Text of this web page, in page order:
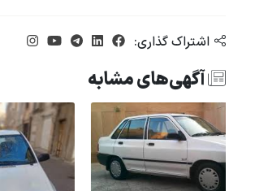
اشتراک گذاری:
آگهی‌های مشابه